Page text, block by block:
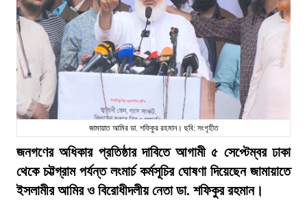
জামায়াত আমির ডা. শফিকুর রহমান। ছবি: সংগৃহীত
জনগণের অধিকার প্রতিষ্ঠার দাবিতে আগামী ৫ সেপ্টেম্বর ঢাকা
থেকে চট্টগ্রাম পর্যন্ত লংমার্চ কর্মসূচির ঘোষণা দিয়েছেন জামায়াতে
ইসলামীর আমির ও বিরোধীদলীয় নেতা ডা. শফিকুর রহমান।